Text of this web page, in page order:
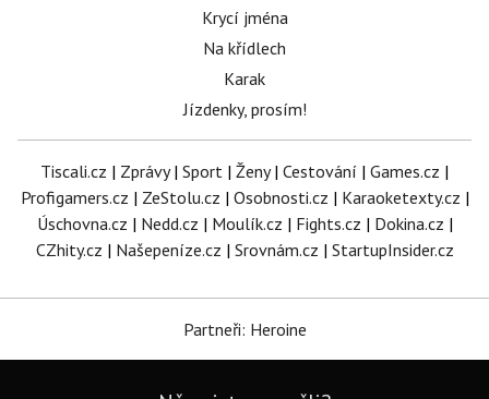
Krycí jména
Na křídlech
Karak
Jízdenky, prosím!
Tiscali.cz | Zprávy| Sport | Ženy| Cestování | Games.cz |
Profigamers.cz | ZeStolu.cz | Osobnosti.cz | Karaoketexty.cz |
Úschovna.cz | Nedd.cz | Moulík.cz | Fights.cz | Dokina.cz |
CZhity.cz | Našepeníze.cz | Srovnám.cz | StartupInsider.cz
Partneři: Heroine